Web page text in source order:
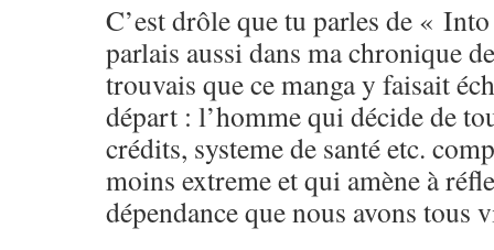
C’est drôle que tu parles de «
parlais aussi dans ma chronique
trouvais que ce manga y faisait
départ : l’homme qui décide de
crédits, systeme de santé etc.
moins extreme et qui amène à
dépendance que nous avons tous